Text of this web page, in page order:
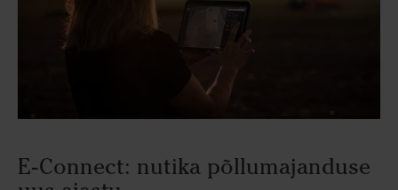
E-Connect: nutika põllumajanduse